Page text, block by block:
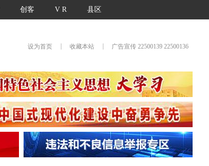
创客 V R 县区
设为首页 收藏本站 广告宣传 22500139 22500136